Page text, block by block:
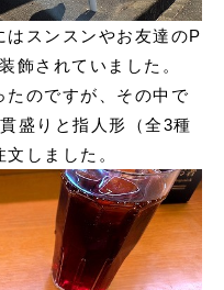
スンスンやお友達のP
飾されていました。
たのですが、その中で
盛りと指人形（全3種
しました。